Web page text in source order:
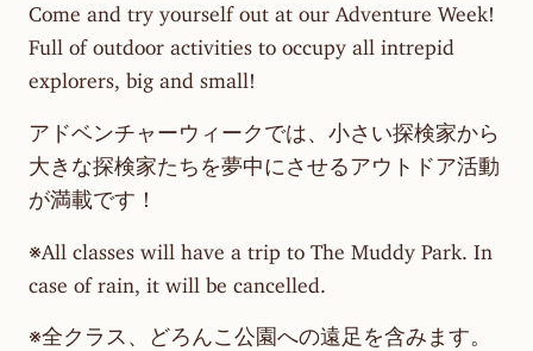
Come and try yourself out at our Adventure Week!
Full of outdoor activities to occupy all intrepid
explorers, big and small!
アドベンチャーウィークでは、小さい探検家から
大きな探検家たちを夢中にさせるアウトドア活動
が満載です！
※All classes will have a trip to The Muddy Park. In
case of rain, it will be cancelled.
※全クラス、どろんこ公園への遠足を含みます。